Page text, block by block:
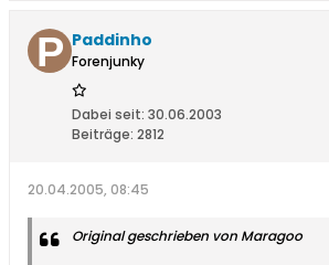
Paddinho
Forenjunky
Dabei seit: 30.06.2003
Beiträge: 2812
20.04.2005, 08:45
Original geschrieben von Maragoo